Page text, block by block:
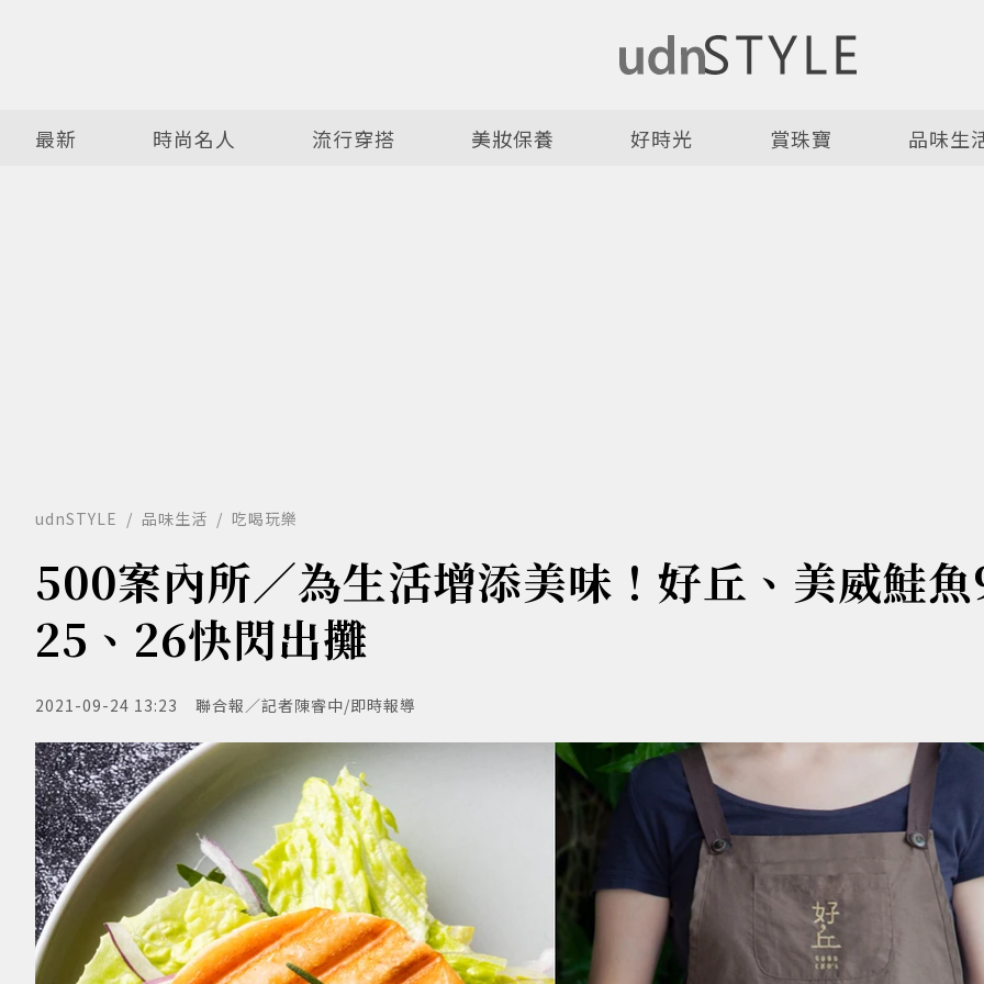
最新 時尚名人 流行穿搭 美妝保養 好時光 賞珠寶 品味生
udnSTYLE 品味生活 吃喝玩樂
500案內所／為生活增添美味！好丘、美威鮭
25、26快閃出攤
2021-09-24 13:23 聯合報／記者陳睿中/即時報導